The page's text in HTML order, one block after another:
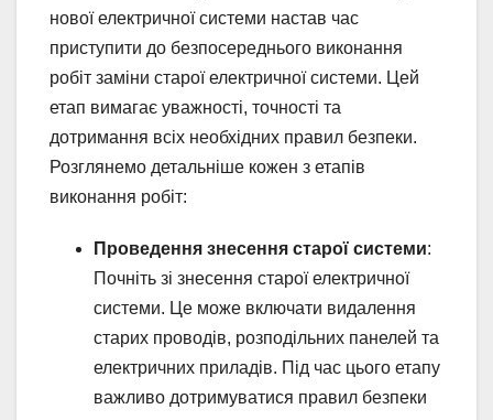
нової електричної системи настав час
приступити до безпосереднього виконання
робіт заміни старої електричної системи. Цей
етап вимагає уважності, точності та
дотримання всіх необхідних правил безпеки.
Розглянемо детальніше кожен з етапів
виконання робіт:
Проведення знесення старої системи:
Почніть зі знесення старої електричної
системи. Це може включати видалення
старих проводів, розподільних панелей та
електричних приладів. Під час цього етапу
важливо дотримуватися правил безпеки